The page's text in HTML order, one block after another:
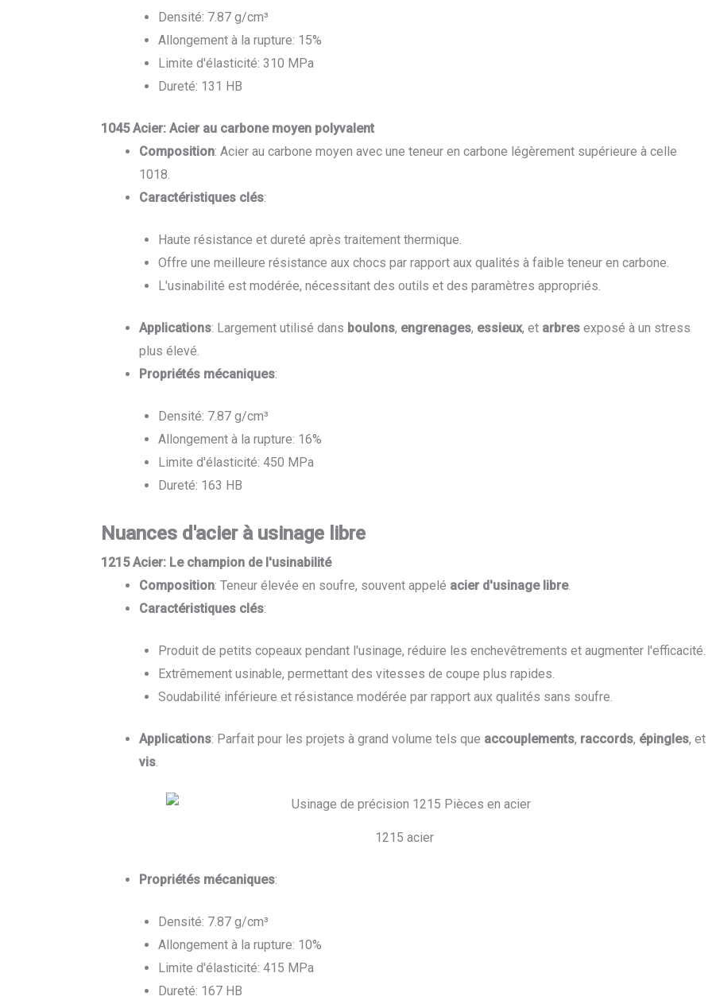
Densité: 7.87 g/cm³
Allongement à la rupture: 15%
Limite d'élasticité: 310 MPa
Dureté: 131 HB
1045 Acier: Acier au carbone moyen polyvalent
Composition: Acier au carbone moyen avec une teneur en carbone légèrement supérieure à celle
1018.
Caractéristiques clés:
Haute résistance et dureté après traitement thermique.
Offre une meilleure résistance aux chocs par rapport aux qualités à faible teneur en carbone.
L'usinabilité est modérée, nécessitant des outils et des paramètres appropriés.
Applications: Largement utilisé dans boulons, engrenages, essieux, et arbresexposé à un stress
plus élevé.
Propriétés mécaniques:
Densité: 7.87 g/cm³
Allongement à la rupture: 16%
Limite d'élasticité: 450 MPa
Dureté: 163 HB
Nuances d'acier à usinage libre
1215 Acier: Le champion de l'usinabilité
Composition: Teneur élevée en soufre, souvent appelé acier d'usinage libre.
Caractéristiques clés:
Produit de petits copeaux pendant l'usinage, réduire les enchevêtrements et augmenter l'efficacité.
Extrêmement usinable, permettant des vitesses de coupe plus rapides.
Soudabilité inférieure et résistance modérée par rapport aux qualités sans soufre.
Applications: Parfait pour les projets à grand volume tels que accouplements, raccords, épingles, et
vis.
1215 acier
Propriétés mécaniques:
Densité: 7.87 g/cm³
Allongement à la rupture: 10%
Limite d'élasticité: 415 MPa
Dureté: 167 HB